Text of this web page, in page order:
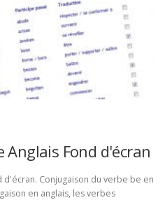
Anglais Fond d'écran
d'écran. Conjugaison du verbe be en
en anglais, les verbes